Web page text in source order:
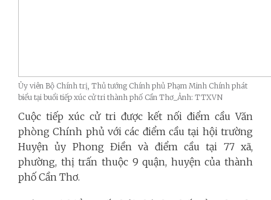
Ủy viên Bộ Chính trị, Thủ tướng Chính phủ Phạm Minh Chính phát
biểu tại buổi tiếp xúc cử tri thành phố Cần Thơ_Ảnh: TTXVN
Cuộc tiếp xúc cử tri được kết nối điểm cầu Văn
phòng Chính phủ với các điểm cầu tại hội trường
Huyện ủy Phong Điền và điểm cầu tại 77 xã,
phường, thị trấn thuộc 9 quận, huyện của thành
phố Cần Thơ.